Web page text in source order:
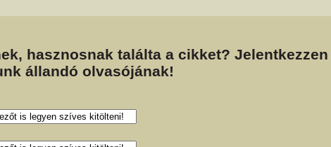
hasznosnak találta a cikket? Jelentkezzen
állandó olvasójának!